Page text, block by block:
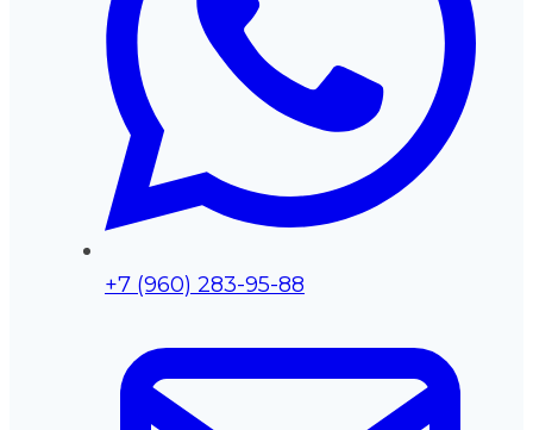
+7 (960) 283-95-88